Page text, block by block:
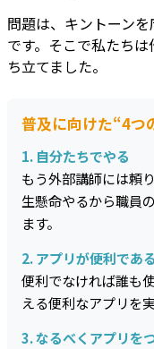
問題は、キントーン
です。そこで私たち
ち立てました。
普及に向けた“4つ
1. 自分たちでやる
もう外部講師には頼
生懸命やるから職員
ます。
2. アプリが便利である
便利でなければ誰も
える便利なアプリを
3. なるべくアプリを